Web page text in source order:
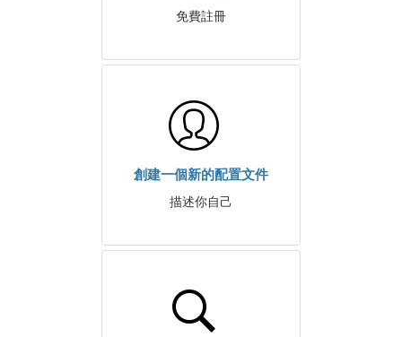
免費註冊
創建一個新的配置文件
描述你自己